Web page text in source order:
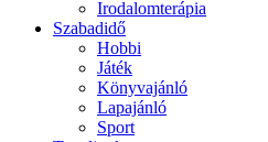
Irodalomterápia
Szabadidő
Hobbi
Játék
Könyvajánló
Lapajánló
Sport